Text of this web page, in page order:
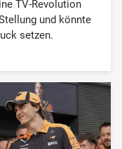
TV-Revolution
und könnte
setzen.